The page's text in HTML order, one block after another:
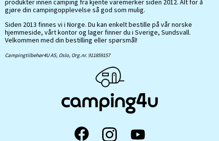
produkter innen camping fra kjente varemerker siden 2012. Alt for å
gjøre din campingopplevelse så god som mulig.
Siden 2013 finnes vi i Norge. Du kan enkelt bestille på vår norske
hjemmeside, vårt kontor og lager finner du i Sverige, Sundsvall.
Velkommen med din bestilling eller spørsmål!
Campingtilbehør4U AS, Oslo, Org.nr. 911859157